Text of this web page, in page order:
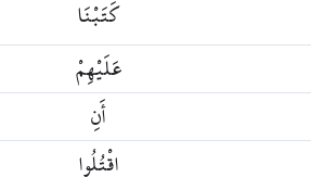
كَتَبْنَا
عَلَيْهِمْ
أَنِ
اقْتُلُوا